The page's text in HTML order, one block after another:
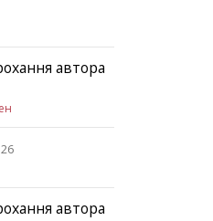
автора
26
автора